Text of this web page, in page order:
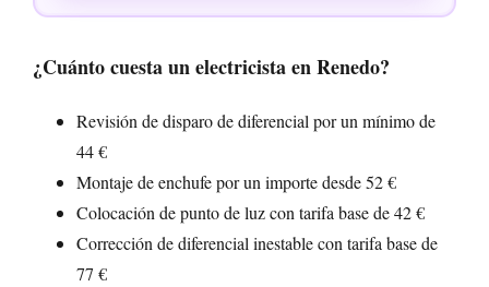
¿Cuánto cuesta un electricista en Renedo?
Revisión de disparo de diferencial por un mínimo de
44 €
Montaje de enchufe por un importe desde 52 €
Colocación de punto de luz con tarifa base de 42 €
Corrección de diferencial inestable con tarifa base de
77 €